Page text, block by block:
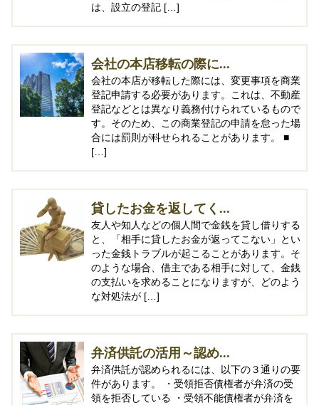
は、設立の登記 […]
会社の本店移転の際に...
会社の本店が移転した際には、変更事項を商業
登記申請する必要があります。これは、不動産
登記などとは異なり義務付けられているもので
す。そのため、この商業登記の申請を怠った場
合には罰則が科せられることがあります。 ■
[…]
貸したお金を返してく...
友人や知人などの個人間で金銭を貸し借りする
と、「相手に貸したお金が返ってこない」とい
った金銭トラブルが起こることがあります。そ
のような場合、借主である相手に対して、金銭
の支払いを求めることになりますが、どのよう
な対処法が […]
弁済供託の活用～認め...
弁済供託が認められるには、以下の３通りの要
件があります。 ・受領拒否債権者が弁済の受
領を拒否している ・受領不能債権者が弁済を